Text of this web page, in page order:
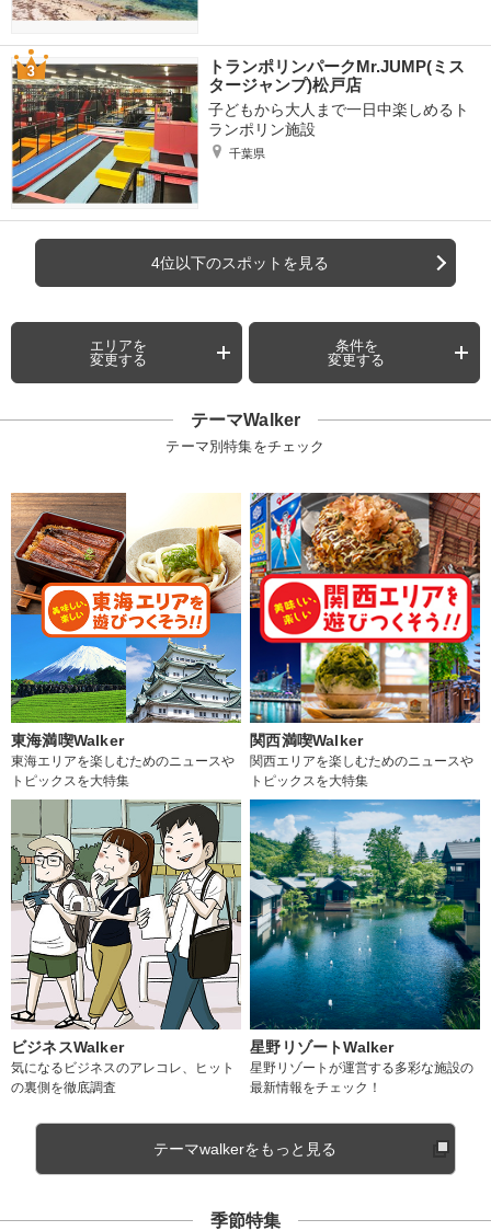
トランポリンパークMr.JUMP(ミス
タージャンプ)松戸店
子どもから大人まで一日中楽しめるト
ランポリン施設
千葉県
4位以下のスポットを見る
エリアを
変更する
条件を
変更する
テーマWalker
テーマ別特集をチェック
東海満喫Walker
東海エリアを楽しむためのニュースや
トピックスを大特集
関西満喫Walker
関西エリアを楽しむためのニュースや
トピックスを大特集
ビジネスWalker
気になるビジネスのアレコレ、ヒット
の裏側を徹底調査
星野リゾートWalker
星野リゾートが運営する多彩な施設の
最新情報をチェック！
テーマwalkerをもっと見る
季節特集